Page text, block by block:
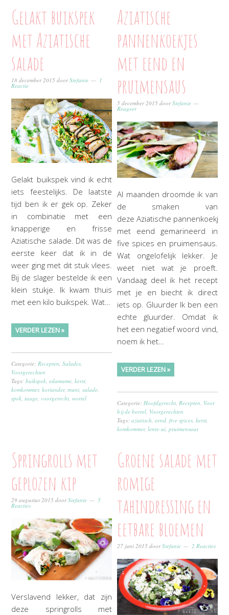
Gelakt buikspek
met Aziatische
salade
18 december 2015 doorStefanie 1
Reactie
Gelakt buikspek vind ik echt
iets feestelijks. De laatste
tijd ben ik er gek op. Zeker
in combinatie met een
knapperige en frisse
Aziatische salade. Dit was de
eerste keer dat ik in de
weer ging met dit stuk vlees.
Bij de slager bestelde ik een
klein stukje. Ik kwam thuis
met een kilo buikspek. Wat…
VERDER LEZEN »
Categorie:Recepten,Salades,
Voorgerechten
Tags:buikspek,edamame,kerst,
komkommer,koriander,munt,salade,
spek,tauge, voorgerecht,wortel
Aziatische
pannenkoekjes
met eend en
pruimensaus
5 december 2015 doorStefanie
Reageer
Al maanden droomde ik van
de smaken van
deze Aziatische pannenkoekjes
met eend gemarineerd in
five spices en pruimensaus.
Wat ongelofelijk lekker. Je
weet niet wat je proeft.
Vandaag deel ik het recept
met je en biecht ik direct
iets op. Gluurder Ik ben een
echte gluurder. Omdat ik
het een negatief woord vind,
noem ik het…
VERDER LEZEN »
Categorie: Hoofdgerecht Recepten Voor
bij de borrel Voorgerechten
Tags:aziatisch ,eend ,five spices ,kerst
komkommer,lente-ui ,pruimensaus
Springrolls met
geplozen kip
29 augustus 2015 doorStefanie 5
Reacties
Verslavend lekker, dat zijn
deze springrolls met
Groene salade met
romige
tahindressing en
eetbare bloemen
27 juni 2015 doorStefanie 2 Reacties